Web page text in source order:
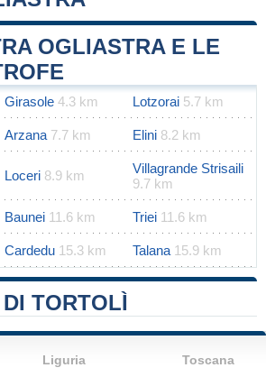
Leaflet Map data ©
OGLIASTRA E LE
Girasole 4.3 km Lotzorai 5.7 km
Arzana 7.7 km Elini 8.2 km
Loceri 8.9 km
Villagrande Strisaili
9.7 km
Baunei 11.6 km Triei 11.6 km
Cardedu 15.3 km Talana 15.9 km
TORTOLÌ
Liguria Toscana